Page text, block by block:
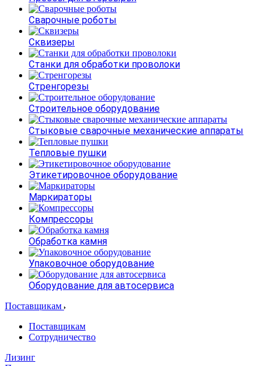
Сварочные роботы
Сквизеры
Станки для обработки проволоки
Стренгорезы
Строительное оборудование
Стыковые сварочные механические аппараты
Тепловые пушки
Этикетировочное оборудование
Маркираторы
Компрессоры
Обработка камня
Упаковочное оборудование
Оборудование для автосервиса
Поставщикам
Поставщикам
Сотрудничество
Лизинг